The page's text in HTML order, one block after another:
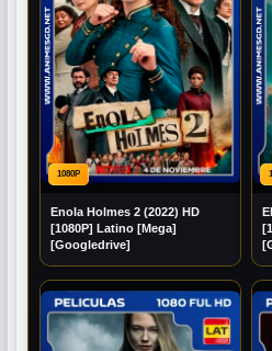
1080P
Enola Holmes 2 (2022) HD
[1080P] Latino [Mega]
[Googledrive]